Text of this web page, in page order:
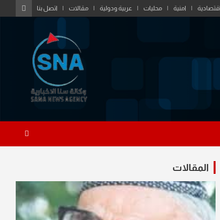
اقتصادية امنية محليات عربية ودولية مقالات اتصل بنا
المقالات